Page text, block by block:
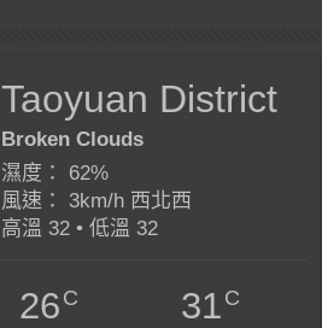
Taoyuan District
Broken Clouds
濕度： 62%
風速： 3km/h 西北西
高溫 32 • 低溫 32
26C 31C